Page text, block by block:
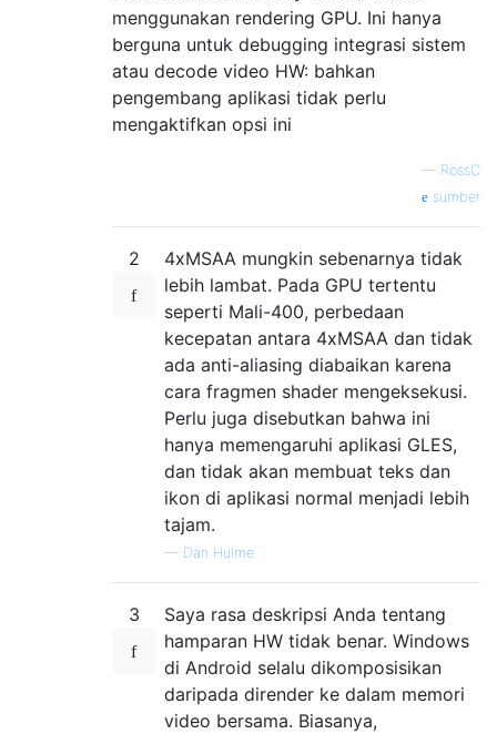
menggunakan rendering GPU. Ini hanya
berguna untuk debugging integrasi sistem
atau decode video HW: bahkan
pengembang aplikasi tidak perlu
mengaktifkan opsi ini
— RossC
sumber
2
4xMSAA mungkin sebenarnya tidak
lebih lambat. Pada GPU tertentu
seperti Mali-400, perbedaan
kecepatan antara 4xMSAA dan tidak
ada anti-aliasing diabaikan karena
cara fragmen shader mengeksekusi.
Perlu juga disebutkan bahwa ini
hanya memengaruhi aplikasi GLES,
dan tidak akan membuat teks dan
ikon di aplikasi normal menjadi lebih
tajam.
— Dan Hulme
3
Saya rasa deskripsi Anda tentang
hamparan HW tidak benar. Windows
di Android selalu dikomposisikan
daripada dirender ke dalam memori
video bersama. Biasanya,